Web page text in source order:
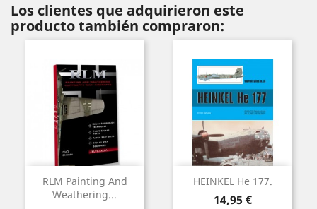
Los clientes que adquirieron este
producto también compraron:
RLM Painting And
Weathering...
HEINKEL He 177.
Precio
14,95 €